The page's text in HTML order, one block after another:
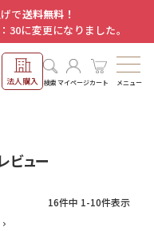
で送料無料！
30に変更になりました。
法人購入 検索マイページカート メニュー
ビュー
16件中 1-10件表示